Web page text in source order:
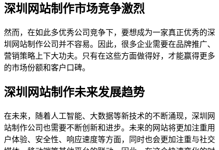
深圳网站制作市场竞争激烈
然而，在如此多优秀公司竞争下，要想成为一家真正优秀的深
圳网站制作公司并不容易。因此，很多企业需要在品牌推广、
营销策略上下大功夫。只有在这些方面做得好，才能赢得更多
的市场份额和客户口碑。
深圳网站制作未来发展趋势
在未来，随着人工智能、大数据等新技术的不断涌现，深圳网
站制作公司也需要不断创新和进步。未来的网站将更加注重用
户体验、安全性、响应速度等方面，同时也会更加注重与社交